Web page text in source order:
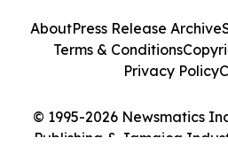
© 1995-2026 Newsmatics
Publishing & Jamaica
AboutPress Release Archive
Terms & Conditions
Privacy Policy